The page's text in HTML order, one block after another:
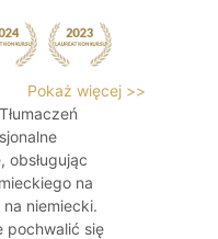
Pokaż więcej >>
obsługując
na
niemiecki.
pochwalić się